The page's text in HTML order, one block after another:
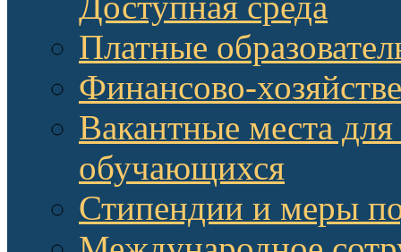
Платные
Финансово-
Вакантные места
обучающихся
Стипендии и меры